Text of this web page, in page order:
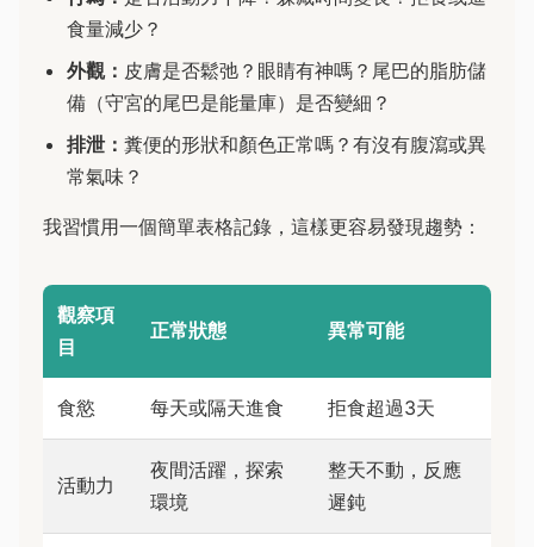
食量減少？
外觀： 皮膚是否鬆弛？眼睛有神嗎？尾巴的脂肪儲
備（守宮的尾巴是能量庫）是否變細？
排泄： 糞便的形狀和顏色正常嗎？有沒有腹瀉或異
常氣味？
我習慣用一個簡單表格記錄，這樣更容易發現趨勢：
觀察項
目
正常狀態 異常可能
食慾 每天或隔天進食 拒食超過3天
活動力
夜間活躍，探索
環境
整天不動，反應
遲鈍